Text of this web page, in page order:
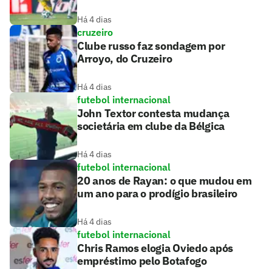
Há 4 dias
cruzeiro
Clube russo faz sondagem por
Arroyo, do Cruzeiro
Há 4 dias
futebol internacional
John Textor contesta mudança
societária em clube da Bélgica
Há 4 dias
futebol internacional
20 anos de Rayan: o que mudou em
um ano para o prodígio brasileiro
Há 4 dias
futebol internacional
Chris Ramos elogia Oviedo após
empréstimo pelo Botafogo